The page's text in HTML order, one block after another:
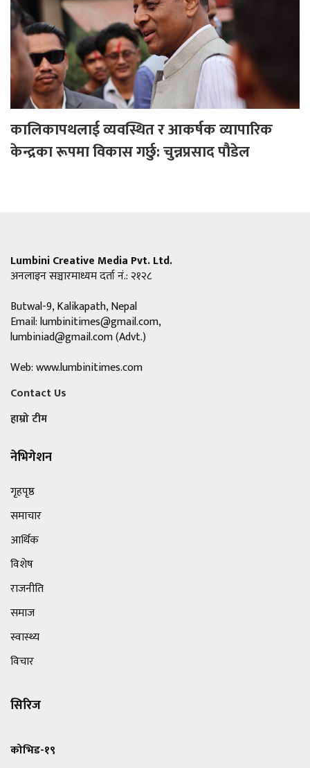
कालिकापथलाई व्यवस्थित र आकर्षक व्यापारिक
केन्द्रका रूपमा विकास गर्छु: चुन्नप्रसाद पौडेल
Lumbini Creative Media Pvt. Ltd.
अनलाइन सञ्चारमाध्यम दर्ता नं.: २१२८
Butwal-9, Kalikapath, Nepal
Email:lumbinitimes@gmail.com,
lumbiniad@gmail.com(Advt.)
Web: www.lumbinitimes.com
Contact Us
हाम्रो टीम
नेभिगेशन
गृहपृष्ठ
समाचार
आर्थिक
विशेष
राजनीति
समाज
स्वास्थ्य
विचार
सिरिज
कोभिड-१९